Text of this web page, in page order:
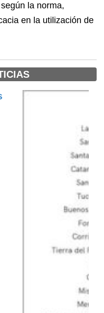
la norma,
en la utilización de